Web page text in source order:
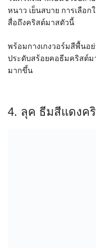
หนาว เย็นสบาย การเลือ
สื่อถึงคริสต์มาสตัวนี้
พร้อมกางเกงวอร์มสีพื้นอย่
ประดับสร้อยคอธีมคริสต์ม
มากขึ้น
4. ลุค ธีมสีแดงค